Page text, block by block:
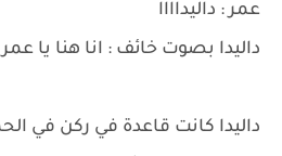
عمر : داليداااا
داليدا بصوت خائف : انا هنا يا عمر
داليدا كانت قاعدة في ركن في